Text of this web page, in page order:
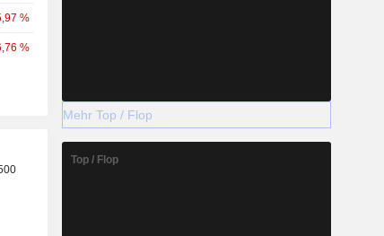
%
%
Mehr Top / Flop
Top / Flop